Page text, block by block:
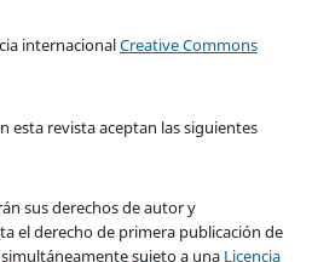
internacionalCreative Commons
esta revista aceptan las siguientes
sus derechos de autor y
el derecho de primera publicación de
sujeto a una Licencia